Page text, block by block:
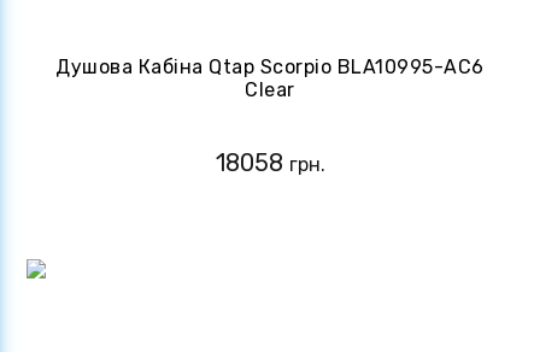
Душова Кабіна Qtap Scorpio BLA10995-AC6
Clear
18058 грн.